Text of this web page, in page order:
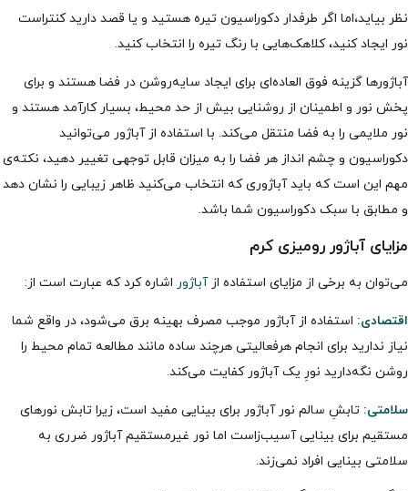
نظر بیاید،اما اگر طرفدار دکوراسیون تیره هستید و یا قصد دارید کنتراست
نور ایجاد کنید، کلاهک‌هایی با رنگ تیره را انتخاب کنید.
آباژورها گزینه فوق العاده‌ای برای ایجاد سایه‌روشن در فضا هستند و برای
پخش نور و اطمینان از روشنایی بیش از حد محیط، بسیار کارآمد هستند و
نور ملایمی را به فضا منتقل می‌کند. با استفاده از آباژور می‌توانید
دکوراسیون و چشم انداز هر فضا را به میزان قابل توجهی تغییر دهید، نکته‌ی
مهم این است که باید آباژوری که انتخاب می‌کنید ظاهر زیبایی را نشان دهد
و مطابق با سبک دکوراسیون شما باشد.
مزایای آباژور رومیزی کرم
می‌توان به برخی از مزایای استفاده ازآباژور اشاره کرد که عبارت است از:
اقتصادی: استفاده از آباژور موجب مصرف بهینه برق می‌شود، در واقع شما
نیاز ندارید برای انجام هرفعالیتی هرچند ساده مانند مطالعه تمام محیط را
روشن نگه‌دارید نورِ یک آباژور کفایت می‌کند.
سلامتی: تابشِ سالم نور آباژور برای بینایی مفید است، زیرا تابش نورهای
مستقیم برای بینایی آسیب‌زاست اما نور غیرمستقیم آباژور ضرری به
سلامتی بینایی افراد نمی‌زند.